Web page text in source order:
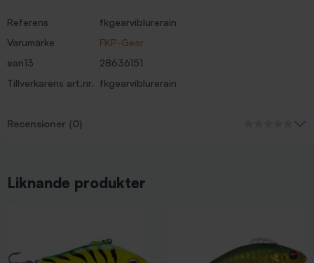
Referens
fkgearviblurerain
Varumärke
FKP-Gear
ean13
28636151
Tillverkarens art.nr. fkgearviblurerain
Recensioner (0)
Liknande produkter